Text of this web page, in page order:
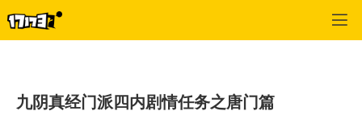
九阴真经门派四内剧情任务之唐门篇